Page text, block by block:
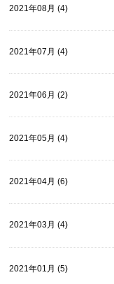
2021年08月 (4)
2021年07月 (4)
2021年06月 (2)
2021年05月 (4)
2021年04月 (6)
2021年03月 (4)
2021年01月 (5)